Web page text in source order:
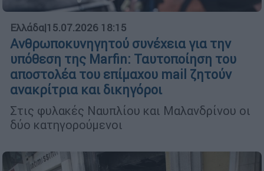
Ελλάδα|15.07.2026 18:15
Ανθρωποκυνηγητού συνέχεια για την
υπόθεση της Marfin: Ταυτοποίηση του
αποστολέα του επίμαχου mail ζητούν
ανακρίτρια και δικηγόροι
Στις φυλακές Ναυπλίου και Μαλανδρίνου οι
δύο κατηγορούμενοι